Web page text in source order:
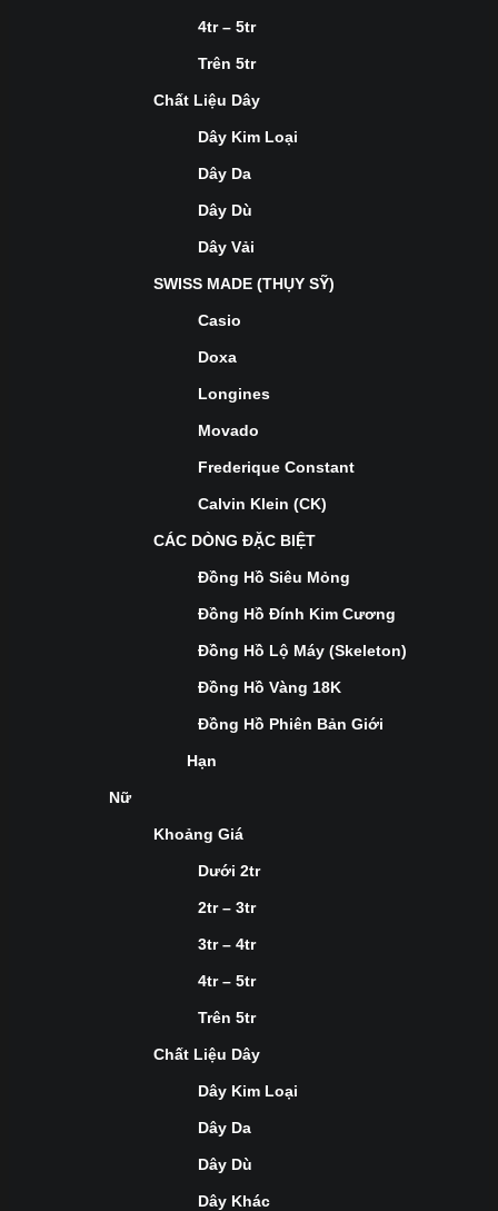
4tr – 5tr
Trên 5tr
Chất Liệu Dây
Dây Kim Loại
Dây Da
Dây Dù
Dây Vải
SWISS MADE (THỤY SỸ)
Casio
Doxa
Longines
Movado
Frederique Constant
Calvin Klein (CK)
CÁC DÒNG ĐẶC BIỆT
Đồng Hồ Siêu Mỏng
Đồng Hồ Đính Kim Cương
Đồng Hồ Lộ Máy (Skeleton)
Đồng Hồ Vàng 18K
Đồng Hồ Phiên Bản Giới
Hạn
Nữ
Khoảng Giá
Dưới 2tr
2tr – 3tr
3tr – 4tr
4tr – 5tr
Trên 5tr
Chất Liệu Dây
Dây Kim Loại
Dây Da
Dây Dù
Dây Khác